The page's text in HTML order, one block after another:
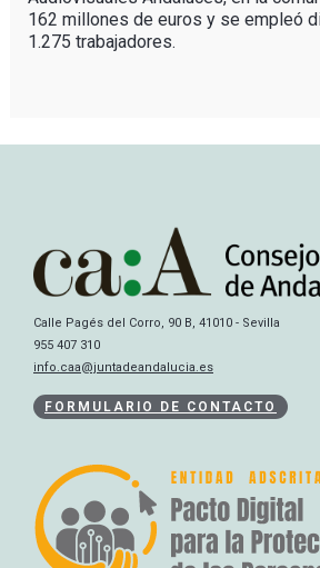
162 millones de euros y se empleó
1.275 trabajadores.
Calle Pagés del Corro, 90 B, 41010 - Sevilla
955 407 310
info.caa@juntadeandalucia.es
FORMULARIO DE CONTACTO